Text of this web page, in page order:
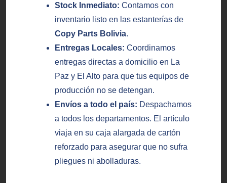
Stock Inmediato: Contamos con
inventario listo en las estanterías de
Copy Parts Bolivia.
Entregas Locales: Coordinamos
entregas directas a domicilio en La
Paz y El Alto para que tus equipos de
producción no se detengan.
Envíos a todo el país: Despachamos
a todos los departamentos. El artículo
viaja en su caja alargada de cartón
reforzado para asegurar que no sufra
pliegues ni abolladuras.